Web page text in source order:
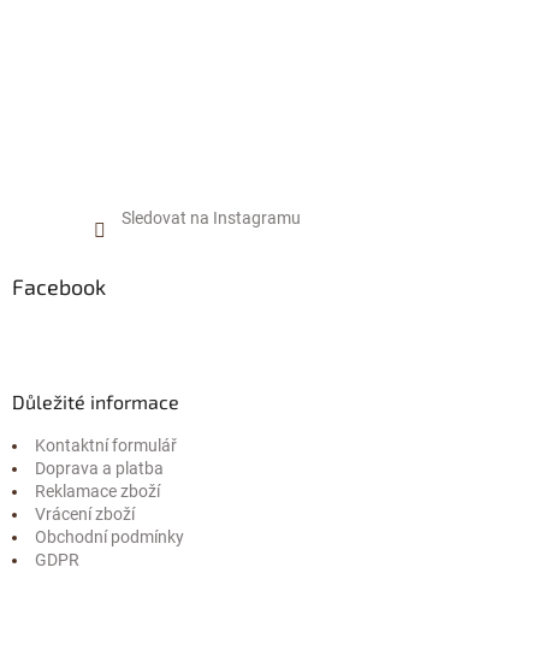
Sledovat na Instagramu
Facebook
Důležité informace
Kontaktní formulář
Doprava a platba
Reklamace zboží
Vrácení zboží
Obchodní podmínky
GDPR